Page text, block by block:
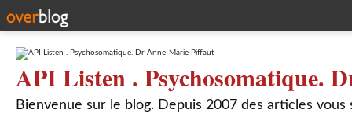
API Listen . Psychosomatique.
Bienvenue sur le blog. Depuis 2007 des articles